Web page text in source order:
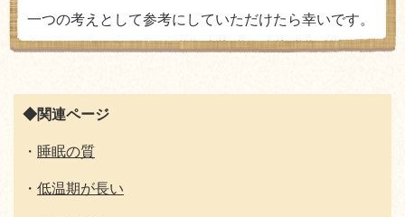
一つの考えとして参考にしていただけたら幸いです。
◆関連ページ
・ 睡眠の質
・ 低温期が長い